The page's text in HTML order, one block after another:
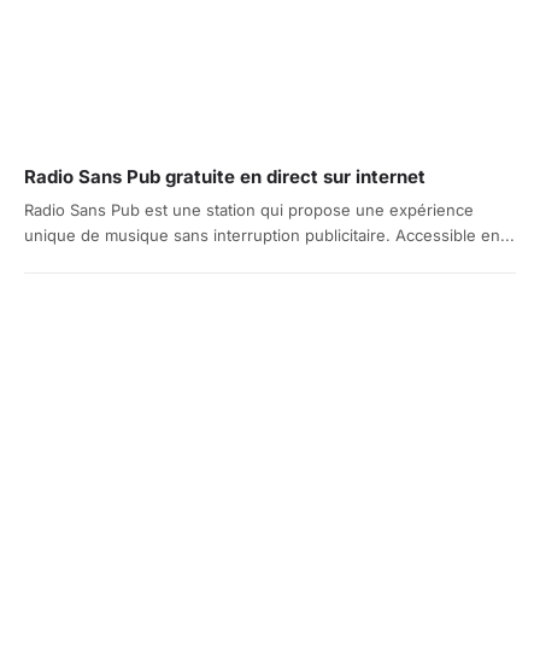
Radio Sans Pub gratuite en direct sur internet
Radio Sans Pub est une station qui propose une expérience
unique de musique sans interruption publicitaire. Accessible en...